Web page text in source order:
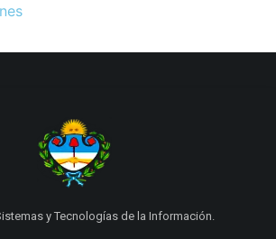
y Tecnologías de la Información.